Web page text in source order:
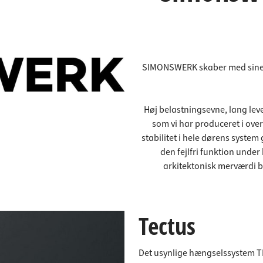
SIMONSWERK skaber med
Høj belastningsevne, lang
som vi har produceret i
stabilitet i hele dørens
den fejlfri funktion
arkitektonisk merværdi
Tectus
Det usynlige hængselssystem